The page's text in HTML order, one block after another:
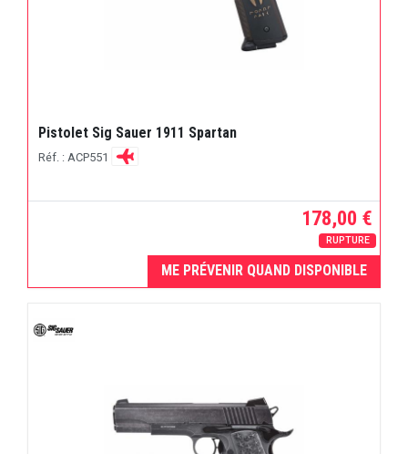
Pistolet Sig Sauer 1911 Spartan
Réf. : ACP551
178,00 €
RUPTURE
ME PRÉVENIR QUAND DISPONIBLE